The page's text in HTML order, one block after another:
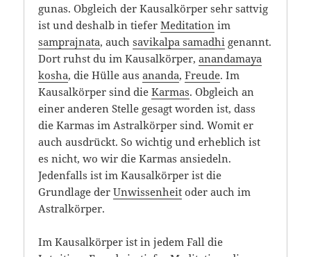
gunas. Obgleich der Kausalkörper sehr sattvig
ist und deshalb in tieferMeditation im
samprajnata, auchsavikalpa samadhi genannt.
Dort ruhst du im Kausalkörper,anandamaya
kosha, die Hülle ausananda,Freude. Im
Kausalkörper sind dieKarmas. Obgleich an
einer anderen Stelle gesagt worden ist, dass
die Karmas im Astralkörper sind. Womit er
auch ausdrückt. So wichtig und erheblich ist
es nicht, wo wir die Karmas ansiedeln.
Jedenfalls ist im Kausalkörper ist die
Grundlage derUnwissenheit oder auch im
Astralkörper.
Im Kausalkörper ist in jedem Fall die